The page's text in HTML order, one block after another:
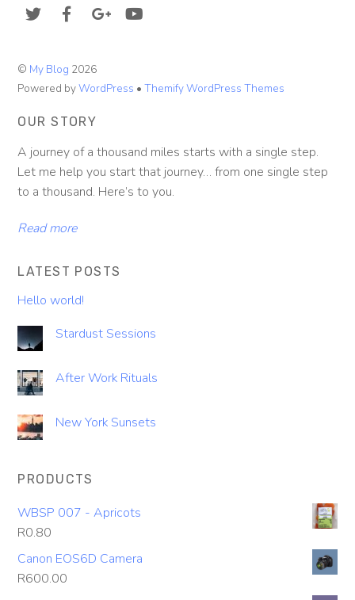
© My Blog 2026
Powered byWordPress •Themify WordPress Themes
OUR STORY
A journey of a thousand miles starts with a single step.
Let me help you start that journey… from one single step
to a thousand. Here’s to you.
Read more
LATEST POSTS
Hello world!
Stardust Sessions
After Work Rituals
New York Sunsets
PRODUCTS
WBSP 007 - Apricots
R0.80
Canon EOS6D Camera
R600.00